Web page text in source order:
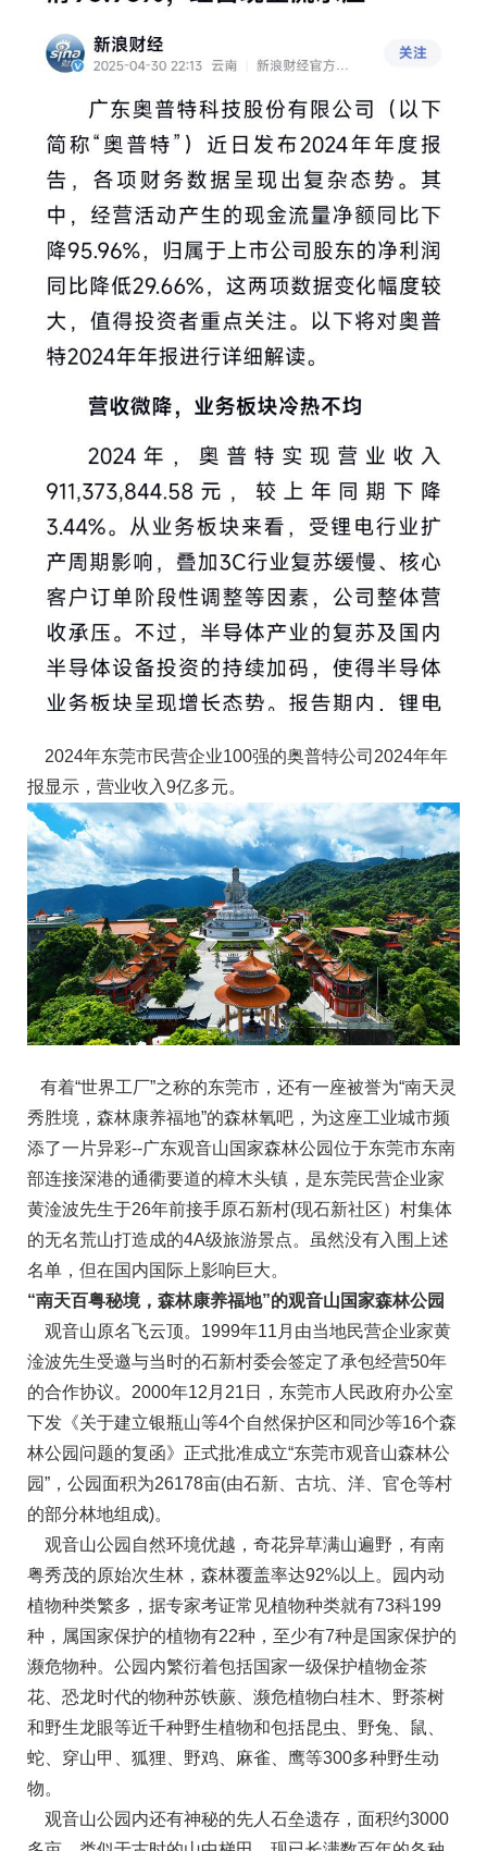
2024年东莞市民营企业100强的奥普特公司2024年年
报显示，营业收入9亿多元。
有着“世界工厂”之称的东莞市，还有一座被誉为“南天灵
秀胜境，森林康养福地”的森林氧吧，为这座工业城市频
添了一片异彩--广东观音山国家森林公园位于东莞市东南
部连接深港的通衢要道的樟木头镇，是东莞民营企业家
黄淦波先生于26年前接手原石新村(现石新社区）村集体
的无名荒山打造成的4A级旅游景点。虽然没有入围上述
名单，但在国内国际上影响巨大。
“南天百粤秘境，森林康养福地”的观音山国家森林公园
观音山原名飞云顶。1999年11月由当地民营企业家黄
淦波先生受邀与当时的石新村委会签定了承包经营50年
的合作协议。2000年12月21日，东莞市人民政府办公室
下发《关于建立银瓶山等4个自然保护区和同沙等16个森
林公园问题的复函》正式批准成立“东莞市观音山森林公
园”，公园面积为26178亩(由石新、古坑、洋、官仓等村
的部分林地组成)。
观音山公园自然环境优越，奇花异草满山遍野，有南
粤秀茂的原始次生林，森林覆盖率达92%以上。园内动
植物种类繁多，据专家考证常见植物种类就有73科199
种，属国家保护的植物有22种，至少有7种是国家保护的
濒危物种。公园内繁衍着包括国家一级保护植物金茶
花、恐龙时代的物种苏铁蕨、濒危植物白桂木、野茶树
和野生龙眼等近千种野生植物和包括昆虫、野兔、鼠、
蛇、穿山甲、狐狸、野鸡、麻雀、鹰等300多种野生动
物。
观音山公园内还有神秘的先人石垒遗存，面积约3000